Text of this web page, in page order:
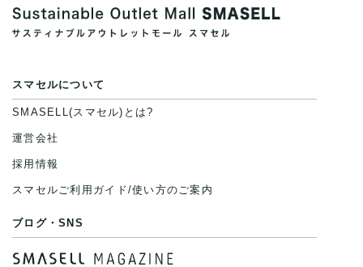
スマセルについて
SMASELL(スマセル)とは?
運営会社
採用情報
スマセルご利用ガイド/使い方のご案内
ブログ・SNS